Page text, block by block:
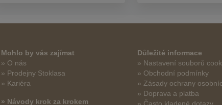
Mohlo by vás zajímat
» O nás
» Prodejny Stoklasa
» Kariéra
» Návody krok za krokem
Důležité informace
» Nastavení souborů
» Obchodní podmínky
» Zásady ochrany
» Doprava a platba
» Často kladené dotazy